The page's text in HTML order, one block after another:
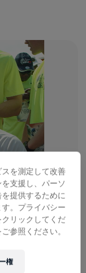
を測定して改善
支援し、パーソ
提供するために
。プライバシー
リックしてくだ
参照ください。
権